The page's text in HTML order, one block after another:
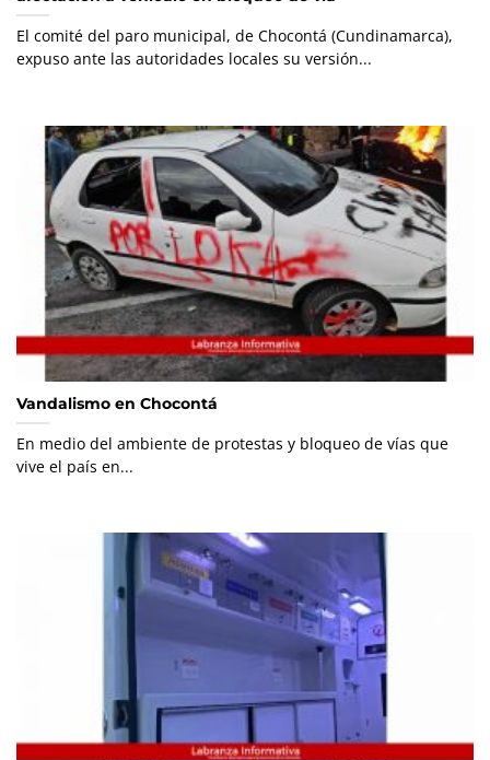
El comité del paro municipal, de Chocontá (Cundinamarca),
expuso ante las autoridades locales su versión...
Vandalismo en Chocontá
En medio del ambiente de protestas y bloqueo de vías que
vive el país en...